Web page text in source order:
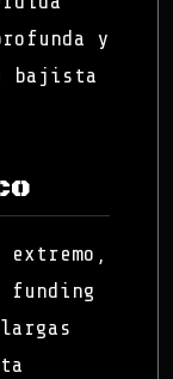
y
bajista
extremo,